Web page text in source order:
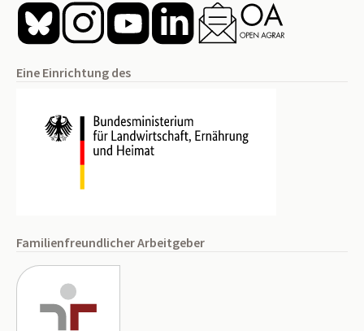
Eine Einrichtung des
Familienfreundlicher Arbeitgeber